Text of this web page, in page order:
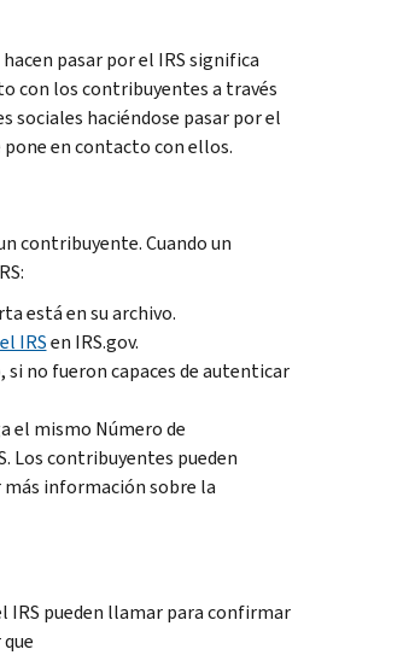
pasar por el IRS significa
con los contribuyentes a través
sociales haciéndose pasar por el
pone en contacto con ellos.
contribuyente. Cuando un
está en su archivo.
IRSen IRS.gov.
no fueron capaces de autenticar
el mismo Número de
Los contribuyentes pueden
información sobre la
IRS pueden llamar para confirmar